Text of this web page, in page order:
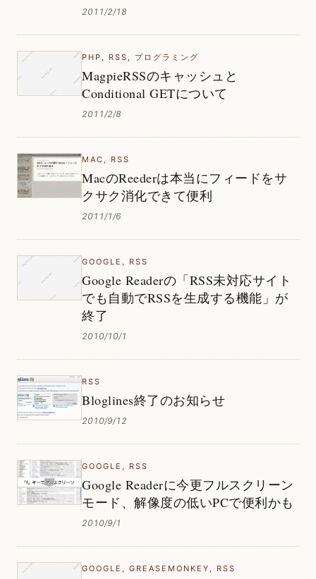
2011/2/18
PHP , RSS , プログラミング
MagpieRSSのキャッシュと
Conditional GETについて
2011/2/8
MAC , RSS
MacのReederは本当にフィードをサ
クサク消化できて便利
2011/1/6
GOOGLE , RSS
Google Readerの「RSS未対応サイト
でも自動でRSSを生成する機能」が
終了
2010/10/1
RSS
Bloglines終了のお知らせ
2010/9/12
GOOGLE , RSS
Google Readerに今更フルスクリーン
モード、解像度の低いPCで便利かも
2010/9/1
GOOGLE , GREASEMONKEY , RSS